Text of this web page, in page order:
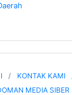
KONTAK KAMI
MEDIA SIBER